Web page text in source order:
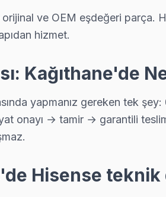
parça değişimi yapılmadan önce
TV tamir randevusu almak kolay:
ve OEM eşdeğeri parça.
hizmet.
Kağıthane'de
yapmanız gereken tek
onayı → tamir → garantili
Hisense